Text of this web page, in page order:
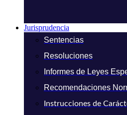
Jurisprudencia
Sentencias
Resoluciones
Informes de Leyes
Recomendaciones
Instrucciones de